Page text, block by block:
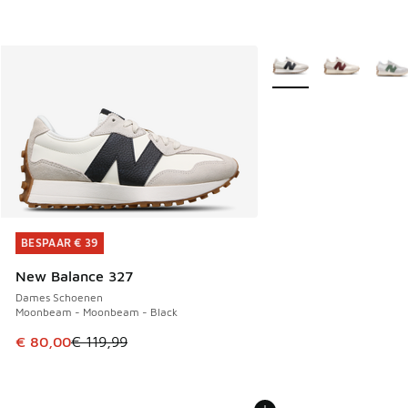
BESPAAR € 39
New Balance 327
Dames Schoenen
Moonbeam - Moonbeam - Black
Dit artikel is in de uitverkoop. Dit artikel is in de
€ 80,00€ 119,99
BESPAAR € 39
Meer kleuren